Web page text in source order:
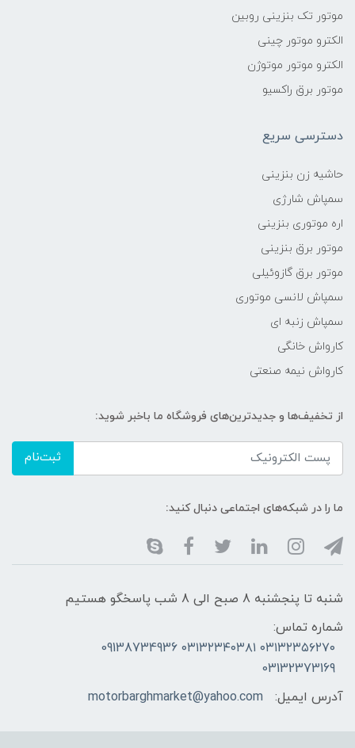
موتور تک بنزینی روبین
الکترو موتور چینی
الکترو موتور موتوژن
موتور برق راکسیو
دسترسی سریع
حاشیه زن بنزینی
سمپاش شارژی
اره موتوری بنزینی
موتور برق بنزینی
موتور برق گازوئیلی
سمپاش لانسی موتوری
سمپاش زنبه ای
کارواش خانگی
کارواش نیمه صنعتی
از تخفیف‌ها و جدیدترین‌های فروشگاه ما باخبر شوید:
ثبت‌نام
ما را در شبکه‌های اجتماعی دنبال کنید:
شنبه تا پنجشنبه 8 صبح الی 8 شب پاسخگو هستیم
شماره تماس:
۰۳۱۳۲۳۵۶۲۷۰ ۰۳۱۳۲۳۴۰۳۸۱ 09138734936
03132373169
آدرس ایمیل:
motorbarghmarket@yahoo.com